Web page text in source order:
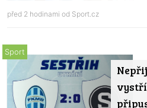
před 2 hodinami od Sport.cz
Sport